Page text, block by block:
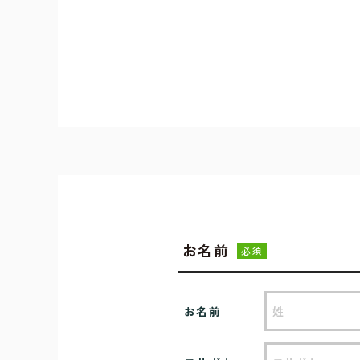
お名前 必須
お名前